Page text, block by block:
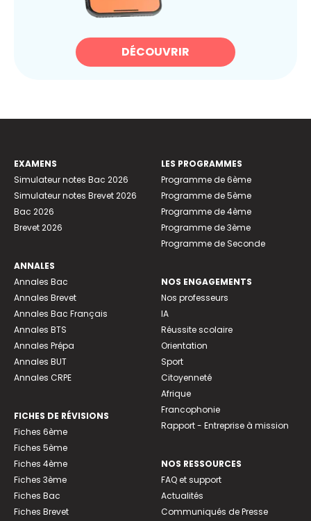
DÉCOUVRIR
EXAMENS
Simulateur notes Bac 2026
Simulateur notes Brevet 2026
Bac 2026
Brevet 2026
ANNALES
Annales Bac
Annales Brevet
Annales Bac Français
Annales BTS
Annales Prépa
Annales BUT
Annales CRPE
FICHES DE RÉVISIONS
Fiches 6ème
Fiches 5ème
Fiches 4ème
Fiches 3ème
Fiches Bac
Fiches Brevet
LES PROGRAMMES
Programme de 6ème
Programme de 5ème
Programme de 4ème
Programme de 3ème
Programme de Seconde
NOS ENGAGEMENTS
Nos professeurs
IA
Réussite scolaire
Orientation
Sport
Citoyenneté
Afrique
Francophonie
Rapport - Entreprise à mission
NOS RESSOURCES
FAQ et support
Actualités
Communiqués de Presse